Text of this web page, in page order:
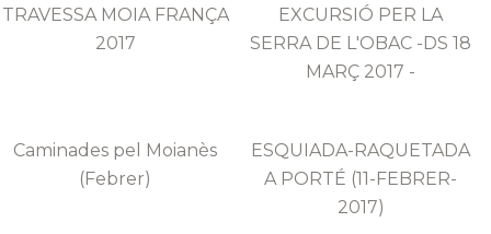
TRAVESSA MOIA FRANÇA
2017
EXCURSIÓ PER LA
SERRA DE L'OBAC -DS 18
MARÇ 2017 -
Caminades pel Moianès
(Febrer)
ESQUIADA-RAQUETADA
A PORTÉ (11-FEBRER-
2017)